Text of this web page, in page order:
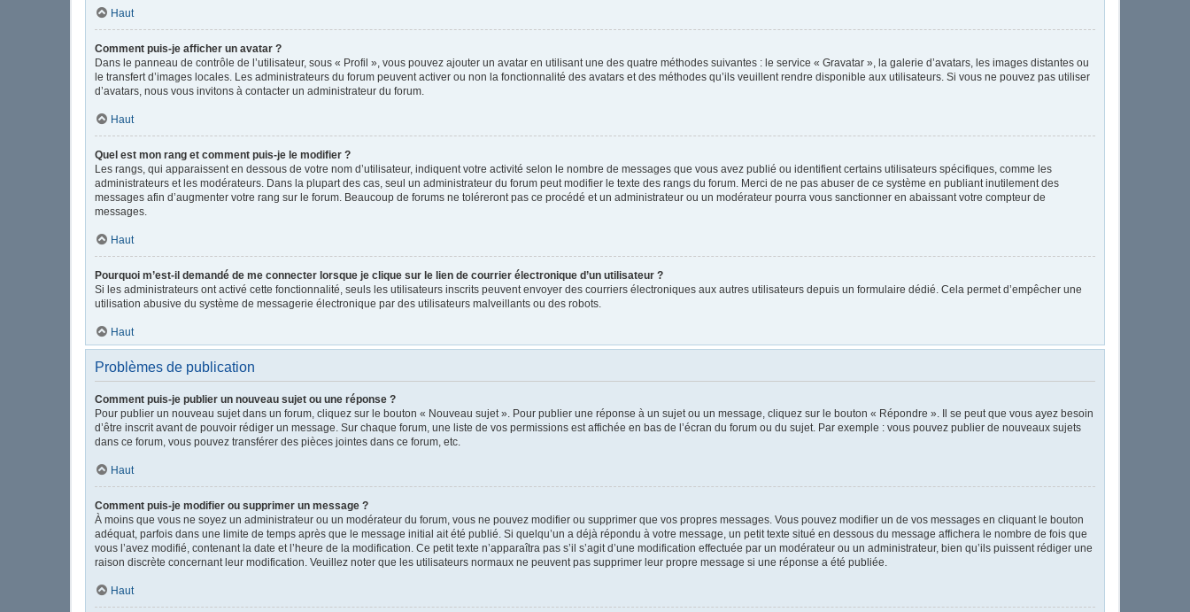
Haut
Comment puis-je afficher un avatar ?
Dans le panneau de contrôle de l’utilisateur, sous « Profil », vous pouvez ajouter un avatar en utilisant une des quatre méthodes suivantes : le service « Gravatar », la galerie d’avatars, les images distantes ou
le transfert d’images locales. Les administrateurs du forum peuvent activer ou non la fonctionnalité des avatars et des méthodes qu’ils veuillent rendre disponible aux utilisateurs. Si vous ne pouvez pas utiliser
d’avatars, nous vous invitons à contacter un administrateur du forum.
Haut
Quel est mon rang et comment puis-je le modifier ?
Les rangs, qui apparaissent en dessous de votre nom d’utilisateur, indiquent votre activité selon le nombre de messages que vous avez publié ou identifient certains utilisateurs spécifiques, comme les
administrateurs et les modérateurs. Dans la plupart des cas, seul un administrateur du forum peut modifier le texte des rangs du forum. Merci de ne pas abuser de ce système en publiant inutilement des
messages afin d’augmenter votre rang sur le forum. Beaucoup de forums ne toléreront pas ce procédé et un administrateur ou un modérateur pourra vous sanctionner en abaissant votre compteur de
messages.
Haut
Pourquoi m’est-il demandé de me connecter lorsque je clique sur le lien de courrier électronique d’un utilisateur ?
Si les administrateurs ont activé cette fonctionnalité, seuls les utilisateurs inscrits peuvent envoyer des courriers électroniques aux autres utilisateurs depuis un formulaire dédié. Cela permet d’empêcher une
utilisation abusive du système de messagerie électronique par des utilisateurs malveillants ou des robots.
Haut
Problèmes de publication
Comment puis-je publier un nouveau sujet ou une réponse ?
Pour publier un nouveau sujet dans un forum, cliquez sur le bouton « Nouveau sujet ». Pour publier une réponse à un sujet ou un message, cliquez sur le bouton « Répondre ». Il se peut que vous ayez besoin
d’être inscrit avant de pouvoir rédiger un message. Sur chaque forum, une liste de vos permissions est affichée en bas de l’écran du forum ou du sujet. Par exemple : vous pouvez publier de nouveaux sujets
dans ce forum, vous pouvez transférer des pièces jointes dans ce forum, etc.
Haut
Comment puis-je modifier ou supprimer un message ?
À moins que vous ne soyez un administrateur ou un modérateur du forum, vous ne pouvez modifier ou supprimer que vos propres messages. Vous pouvez modifier un de vos messages en cliquant le bouton
adéquat, parfois dans une limite de temps après que le message initial ait été publié. Si quelqu’un a déjà répondu à votre message, un petit texte situé en dessous du message affichera le nombre de fois que
vous l’avez modifié, contenant la date et l’heure de la modification. Ce petit texte n’apparaîtra pas s’il s’agit d’une modification effectuée par un modérateur ou un administrateur, bien qu’ils puissent rédiger une
raison discrète concernant leur modification. Veuillez noter que les utilisateurs normaux ne peuvent pas supprimer leur propre message si une réponse a été publiée.
Haut